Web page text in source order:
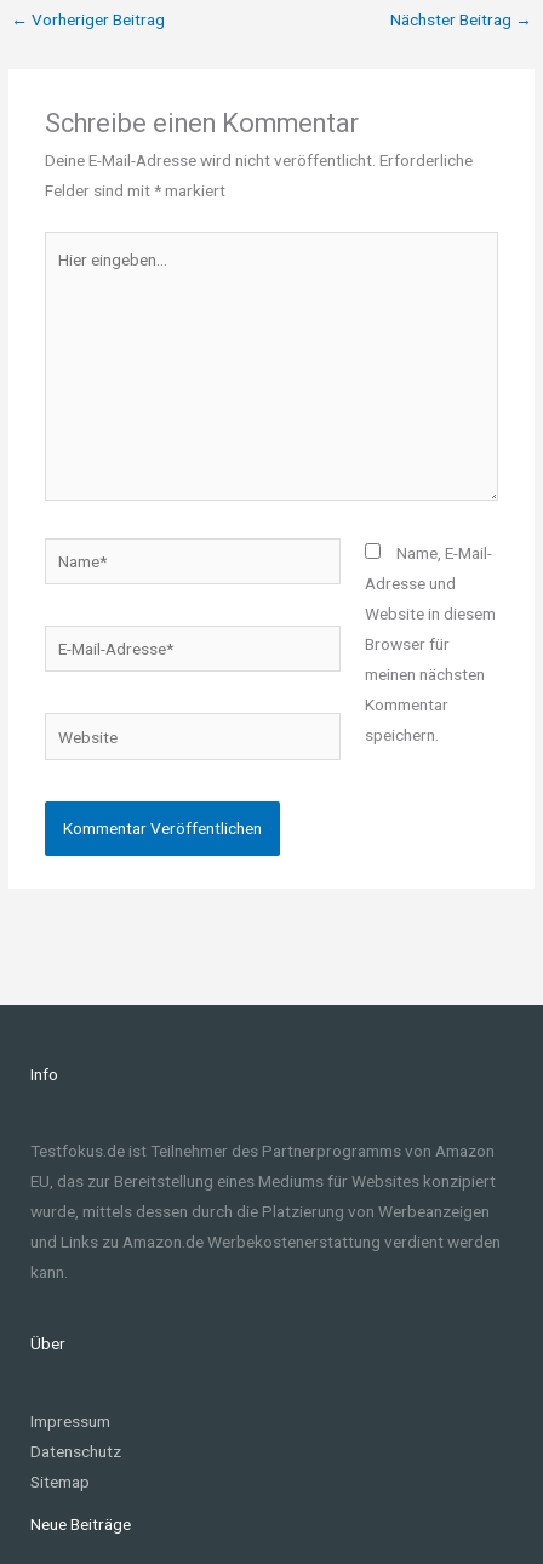
← Vorheriger Beitrag Nächster Beitrag →
Schreibe einen Kommentar
Deine E-Mail-Adresse wird nicht veröffentlicht. Erforderliche
Felder sind mit*markiert
eingeben…
Mail-
Website
Name, E-Mail-
Adresse und
Website in diesem
Browser für
meinen nächsten
Kommentar
speichern.
Info
Testfokus.de ist Teilnehmer des Partnerprogramms von Amazon
EU, das zur Bereitstellung eines Mediums für Websites konzipiert
wurde, mittels dessen durch die Platzierung von Werbeanzeigen
und Links zu Amazon.de Werbekostenerstattung verdient werden
kann.
Über
Impressum
Datenschutz
Sitemap
Neue Beiträge